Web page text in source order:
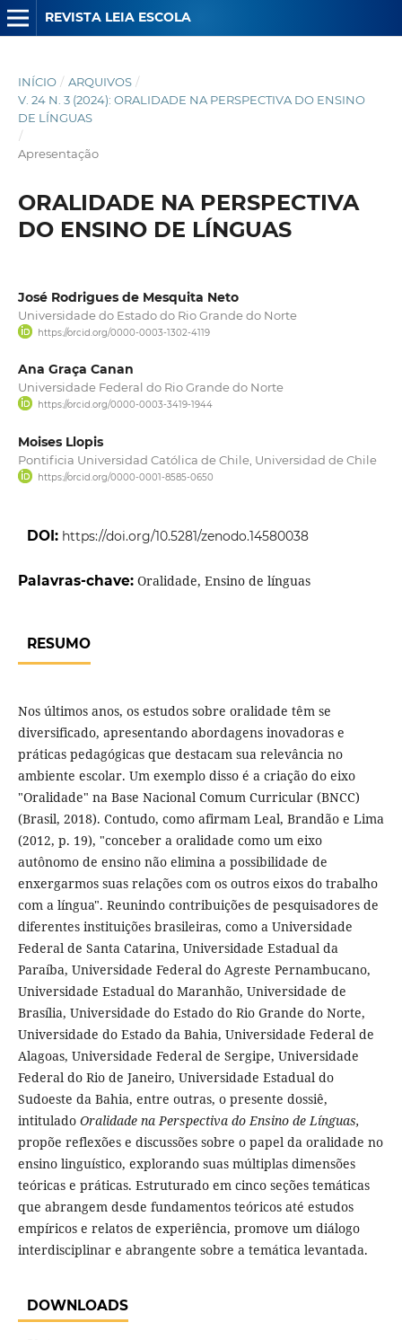
REVISTA LEIA ESCOLA
INÍCIO / ARQUIVOS /
V. 24 N. 3 (2024): ORALIDADE NA PERSPECTIVA DO ENSINO
DE LÍNGUAS
/
Apresentação
ORALIDADE NA PERSPECTIVA
DO ENSINO DE LÍNGUAS
José Rodrigues de Mesquita Neto
Universidade do Estado do Rio Grande do Norte
https://orcid.org/0000-0003-1302-4119
Ana Graça Canan
Universidade Federal do Rio Grande do Norte
https://orcid.org/0000-0003-3419-1944
Moises Llopis
Pontificia Universidad Católica de Chile, Universidad de Chile
https://orcid.org/0000-0001-8585-0650
DOI: https://doi.org/10.5281/zenodo.14580038
Palavras-chave: Oralidade, Ensino de línguas
RESUMO
Nos últimos anos, os estudos sobre oralidade têm se
diversificado, apresentando abordagens inovadoras e
práticas pedagógicas que destacam sua relevância no
ambiente escolar. Um exemplo disso é a criação do eixo
"Oralidade" na Base Nacional Comum Curricular (BNCC)
(Brasil, 2018). Contudo, como afirmam Leal, Brandão e Lima
(2012, p. 19), "conceber a oralidade como um eixo
autônomo de ensino não elimina a possibilidade de
enxergarmos suas relações com os outros eixos do trabalho
com a língua". Reunindo contribuições de pesquisadores de
diferentes instituições brasileiras, como a Universidade
Federal de Santa Catarina, Universidade Estadual da
Paraíba, Universidade Federal do Agreste Pernambucano,
Universidade Estadual do Maranhão, Universidade de
Brasília, Universidade do Estado do Rio Grande do Norte,
Universidade do Estado da Bahia, Universidade Federal de
Alagoas, Universidade Federal de Sergipe, Universidade
Federal do Rio de Janeiro, Universidade Estadual do
Sudoeste da Bahia, entre outras, o presente dossiê,
intitulado Oralidade na Perspectiva do Ensino de Línguas,
propõe reflexões e discussões sobre o papel da oralidade no
ensino linguístico, explorando suas múltiplas dimensões
teóricas e práticas. Estruturado em cinco seções temáticas
que abrangem desde fundamentos teóricos até estudos
empíricos e relatos de experiência, promove um diálogo
interdisciplinar e abrangente sobre a temática levantada.
DOWNLOADS